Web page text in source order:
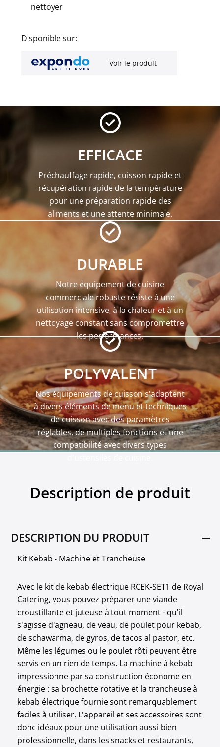
nettoyer
Disponible sur:
Voir le produit
EFFICACE
Préchauffage rapide, cuisson rapide et
récupération rapide de la température
pour une préparation rapide des
aliments et une attente minimale.
DURABLE
Notre équipement de cuisine
commerciale robuste résiste à une
utilisation intensive, à la chaleur et à un
nettoyage constant sans compromettre
les performances.
POLYVALENT
Nos équipements de cuisson s'adaptent
à divers éléments de menu et techniques
de cuisson avec des paramètres
réglables, de multiples fonctions et une
compatibilité avec divers types
Description de produit
DESCRIPTION DU PRODUIT
Kit Kebab - Machine et Trancheuse
Avec le kit de kebab électrique RCEK-SET1 de Royal
Catering, vous pouvez préparer une viande
croustillante et juteuse à tout moment - qu'il
s'agisse d'agneau, de veau, de poulet pour kebab,
de schawarma, de gyros, de tacos al pastor, etc.
Même les légumes ou le poulet rôti peuvent être
servis en un rien de temps. La machine à kebab
impressionne par sa construction économe en
énergie : sa brochette rotative et la trancheuse à
kebab électrique fournie sont remarquablement
faciles à utiliser. L'appareil et ses accessoires sont
donc idéaux pour une utilisation aussi bien
professionnelle, dans les snacks et restaurants,